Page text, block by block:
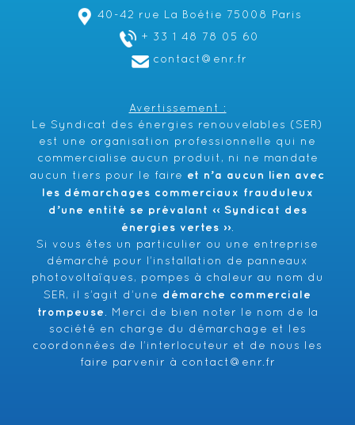
40-42 rue La Boétie 75008 Paris
+ 33 1 48 78 05 60
contact@enr.fr
Avertissement :
Le Syndicat des énergies renouvelables (SER)
est une organisation professionnelle qui ne
commercialise aucun produit, ni ne mandate
aucun tiers pour le faire et n’a aucun lien avec
les démarchages commerciaux frauduleux
d’une entité se prévalant ‹‹ Syndicat des
énergies vertes ››.
Si vous êtes un particulier ou une entreprise
démarché pour l’installation de panneaux
photovoltaïques, pompes à chaleur au nom du
SER, il s’agit d’une démarche commerciale
trompeuse . Merci de bien noter le nom de la
société en charge du démarchage et les
coordonnées de l’interlocuteur et de nous les
faire parvenir à
contact@enr.fr